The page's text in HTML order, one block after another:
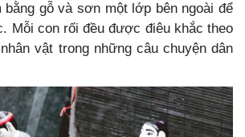
gỗ và sơn một lớp bên ngoài để
Mỗi con rối đều được điêu khắc theo
vật trong những câu chuyện dân